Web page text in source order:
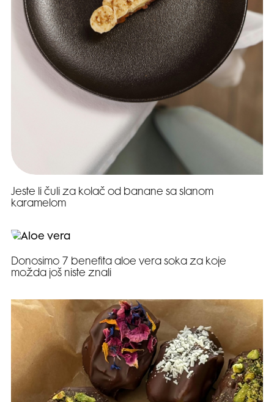
Jeste li čuli za kolač od banane sa slanom
karamelom
Donosimo 7 benefita aloe vera soka za koje
možda još niste znali